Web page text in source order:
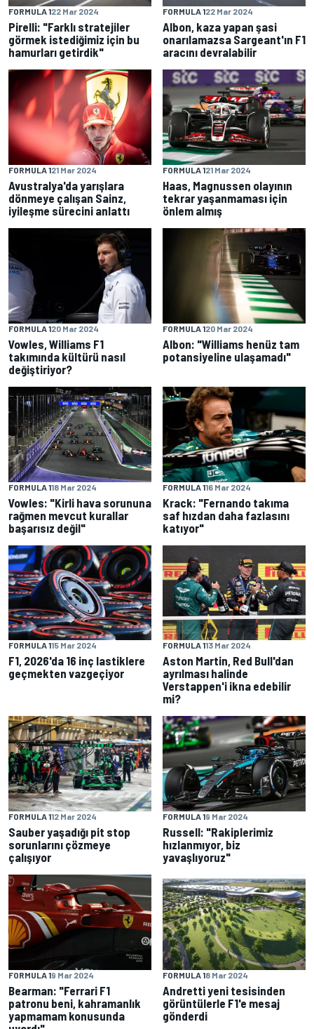
FORMULA 122 Mar 2024
Pirelli: "Farklı stratejiler
görmek istediğimiz için bu
hamurları getirdik"
FORMULA 122 Mar 2024
Albon, kaza yapan şasi
onarılamazsa Sargeant'ın F1
aracını devralabilir
FORMULA 121 Mar 2024
Avustralya'da yarışlara
dönmeye çalışan Sainz,
iyileşme sürecini anlattı
FORMULA 121 Mar 2024
Haas, Magnussen olayının
tekrar yaşanmaması için
önlem almış
FORMULA 120 Mar 2024
Vowles, Williams F1
takımında kültürü nasıl
değiştiriyor?
FORMULA 120 Mar 2024
Albon: "Williams henüz tam
potansiyeline ulaşamadı"
FORMULA 118 Mar 2024
Vowles: "Kirli hava sorununa
rağmen mevcut kurallar
başarısız değil"
FORMULA 116 Mar 2024
Krack: "Fernando takıma
saf hızdan daha fazlasını
katıyor"
FORMULA 115 Mar 2024
F1, 2026'da 16 inç lastiklere
geçmekten vazgeçiyor
FORMULA 113 Mar 2024
Aston Martin, Red Bull'dan
ayrılması halinde
Verstappen'i ikna edebilir
mi?
FORMULA 112 Mar 2024
Sauber yaşadığı pit stop
sorunlarını çözmeye
çalışıyor
FORMULA 19 Mar 2024
Russell: "Rakiplerimiz
hızlanmıyor, biz
yavaşlıyoruz"
FORMULA 19 Mar 2024
Bearman: "Ferrari F1
patronu beni, kahramanlık
yapmamam konusunda
FORMULA 18 Mar 2024
Andretti yeni tesisinden
görüntülerle F1'e mesaj
gönderdi